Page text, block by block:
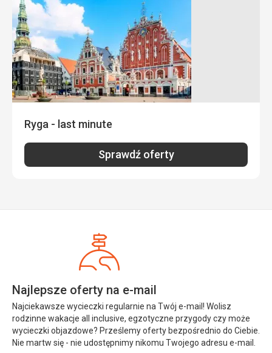
Ryga - last minute
Sprawdź oferty
Najlepsze oferty na e-mail
Najciekawsze wycieczki regularnie na Twój e-mail! Wolisz
rodzinne wakacje all inclusive, egzotyczne przygody czy może
wycieczki objazdowe? Prześlemy oferty bezpośrednio do Ciebie.
Nie martw się - nie udostępnimy nikomu Twojego adresu e-mail.